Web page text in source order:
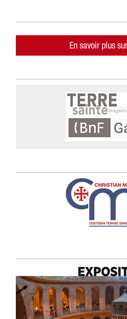
En savoir plus